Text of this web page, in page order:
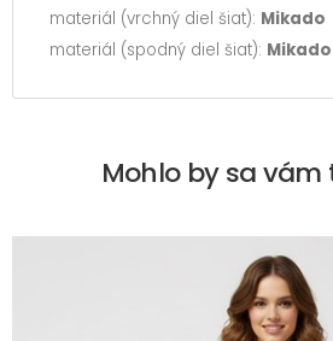
materiál (vrchný diel šiat): Mikado
materiál (spodný diel šiat): Mikado
Mohlo by sa vám